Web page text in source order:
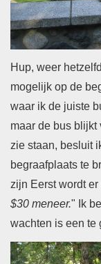
Hup, weer
mogelijk op de
waar ik de juiste
maar de bus blijkt
zie staan, besluit
begraafplaats te
zijn Eerst wordt
$30 meneer." Ik
wachten is een te